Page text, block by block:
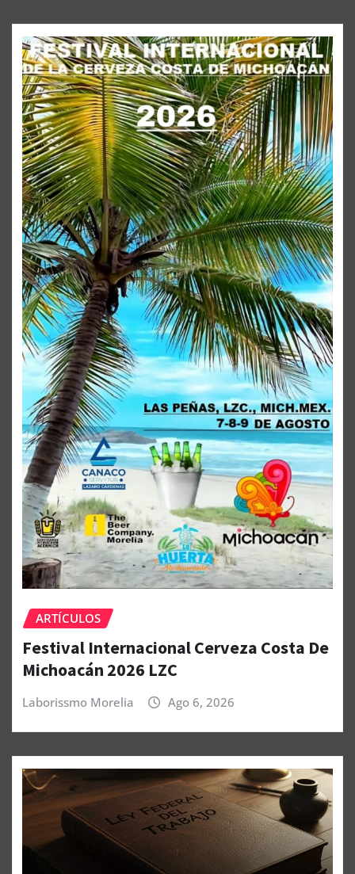
ARTÍCULOS
Festival Internacional Cerveza Costa De
Michoacán 2026 LZC
Laborissmo Morelia Ago 6, 2026